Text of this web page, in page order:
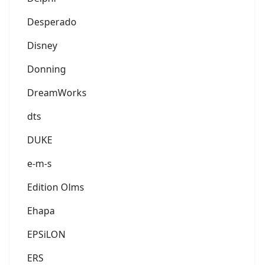
Desperado
Disney
Donning
DreamWorks
dts
DUKE
e-m-s
Edition Olms
Ehapa
EPSiLON
ERS